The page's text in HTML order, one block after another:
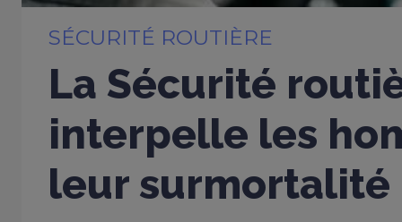
SÉCURITÉ ROUTIÈRE
La Sécurité
interpelle les
leur